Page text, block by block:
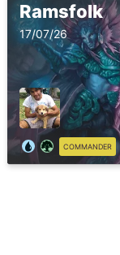
Ramsfolk
17/07/26
COMMANDER